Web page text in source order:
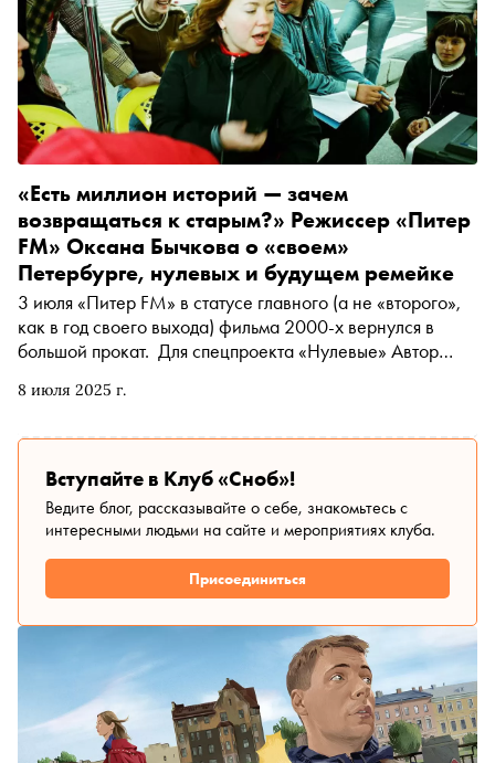
8 июля 2025 г.
«Есть миллион историй — зачем
возвращаться к старым?» Режиссер «Питер
FM» Оксана Бычкова о «своем»
Петербурге, нулевых и будущем ремейке
3 июля «Питер FM» в статусе главного (а не «второго»,
как в год своего выхода) фильма 2000-х вернулся в
большой прокат. Для спецпроекта «Нулевые» Автор
режиссером Оксаной Бычковой, о Петербурге, ее
сложной судьбе картины
Вступайте в Клуб «Сноб»!
Ведите блог, рассказывайте о себе, знакомьтесь с
интересными людьми на сайте и мероприятиях клуба.
Присоединиться